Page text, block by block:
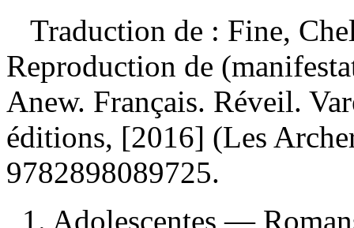
Traduction de : Fine,
Reproduction de
Anew. Français. Réveil.
éditions, [2016] (Les
9782898089725.
1. Adolescentes —